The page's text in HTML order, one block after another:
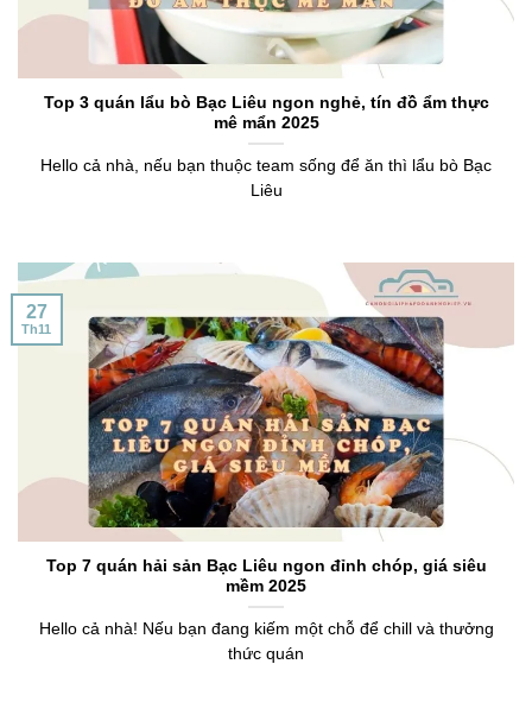
Top 3 quán lẩu bò Bạc Liêu ngon nghẻ, tín đồ ẩm thực
mê mẩn 2025
Hello cả nhà, nếu bạn thuộc team sống để ăn thì lẩu bò Bạc
Liêu
Top 7 quán hải sản Bạc Liêu ngon đỉnh chóp, giá siêu
mềm 2025
Hello cả nhà! Nếu bạn đang kiếm một chỗ để chill và thưởng
thức quán
27
Th11